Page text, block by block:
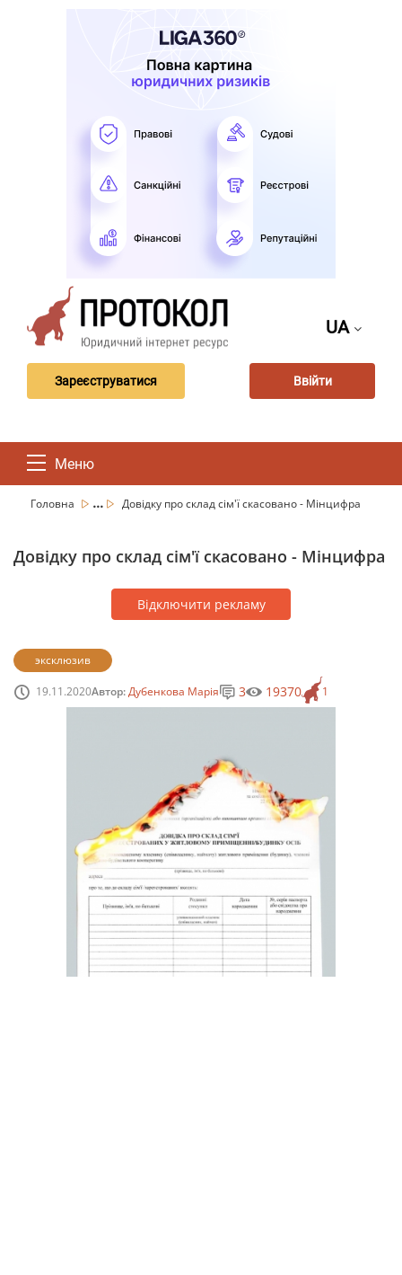
UA
Зареєструватися Ввійти
Меню
Головна ... Довідку про склад сім'ї скасовано - Мінцифра
Довідку про склад сім'ї скасовано - Мінцифра
Відключити рекламу
эксклюзив
19.11.2020Автор:Дубенкова Марія 1
3 19370